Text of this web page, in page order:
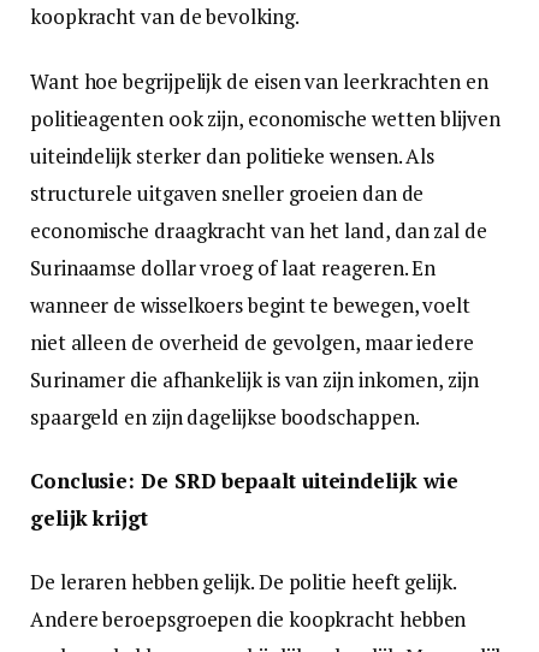
koopkracht van de bevolking.
Want hoe begrijpelijk de eisen van leerkrachten en
politieagenten ook zijn, economische wetten blijven
uiteindelijk sterker dan politieke wensen. Als
structurele uitgaven sneller groeien dan de
economische draagkracht van het land, dan zal de
Surinaamse dollar vroeg of laat reageren. En
wanneer de wisselkoers begint te bewegen, voelt
niet alleen de overheid de gevolgen, maar iedere
Surinamer die afhankelijk is van zijn inkomen, zijn
spaargeld en zijn dagelijkse boodschappen.
Conclusie: De SRD bepaalt uiteindelijk wie
gelijk krijgt
De leraren hebben gelijk. De politie heeft gelijk.
Andere beroepsgroepen die koopkracht hebben